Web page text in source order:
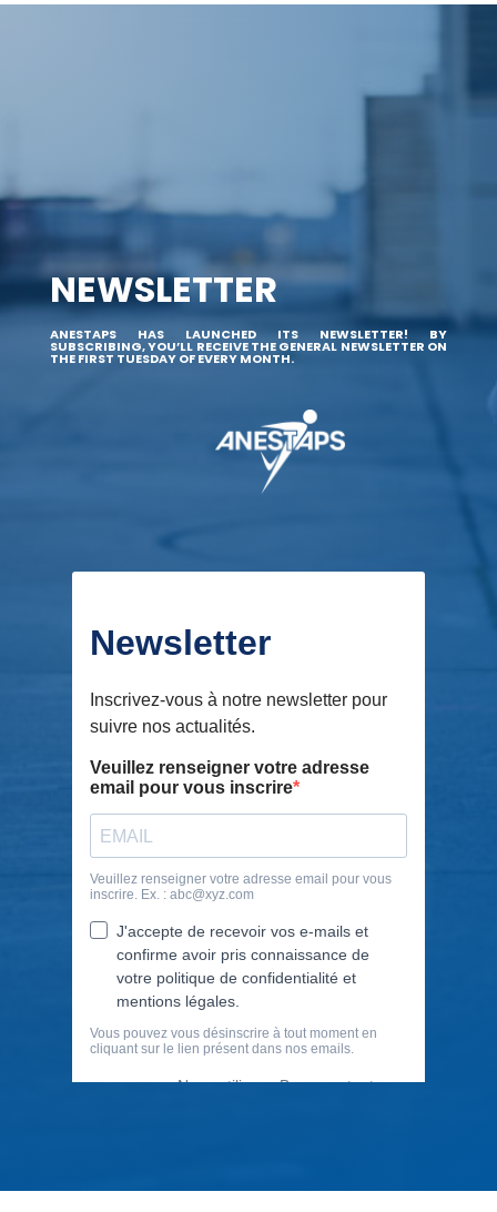
NEWSLETTER
ANESTAPS HAS LAUNCHED ITS NEWSLETTER! BY
SUBSCRIBING, YOU’LL RECEIVE THE GENERAL NEWSLETTER ON
THE FIRST TUESDAY OF EVERY MONTH.